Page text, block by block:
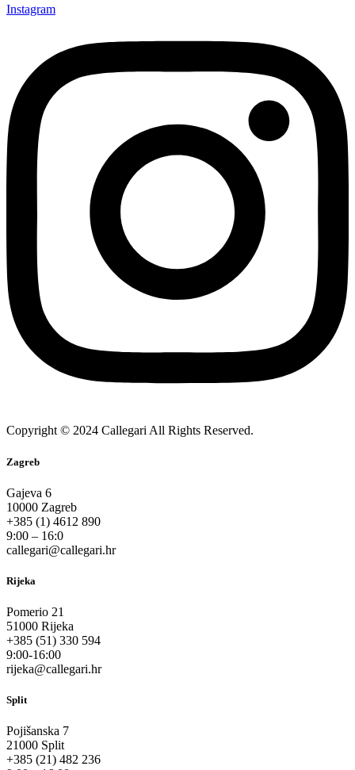
Instagram
Copyright © 2024 Callegari All Rights Reserved.
Zagreb
Gajeva 6
10000 Zagreb
+385 (1) 4612 890
9:00 – 16:0
callegari@callegari.hr
Rijeka
Pomerio 21
51000 Rijeka
+385 (51) 330 594
9:00-16:00
rijeka@callegari.hr
Split
Pojišanska 7
21000 Split
+385 (21) 482 236